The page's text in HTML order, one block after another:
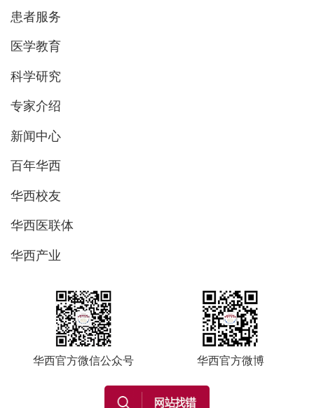
患者服务
医学教育
科学研究
专家介绍
新闻中心
百年华西
华西校友
华西医联体
华西产业
华西官方微信公众号 华西官方微博